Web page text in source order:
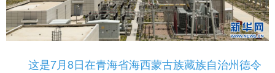
这是7月8日在青海省海西蒙古族藏族自治州德令